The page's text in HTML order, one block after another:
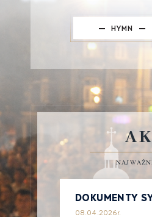
HYMN
DOKUMENTY
08.04.2026r.